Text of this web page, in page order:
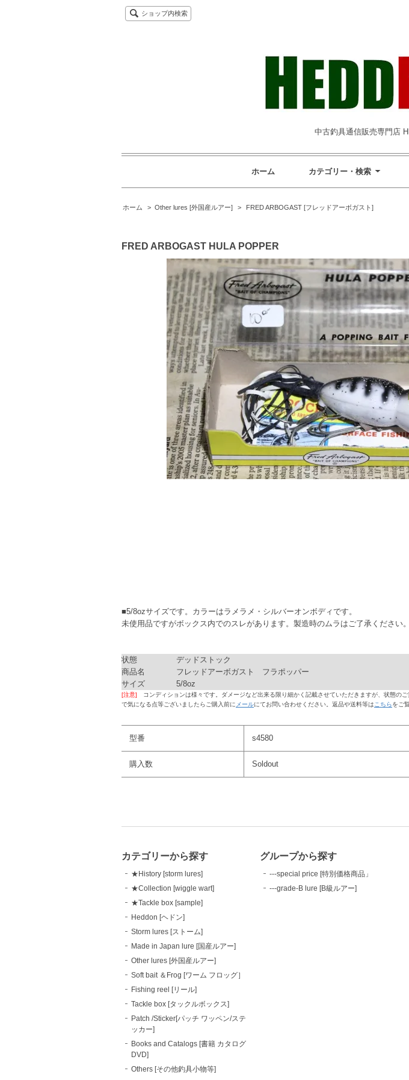
ショップ内検索
中古釣具通信販売専門店
ホーム カテゴリー・検索
ホーム > Other lures [外国産ルアー] > FRED ARBOGAST [フレッドアーボガスト]
FRED ARBOGAST HULA POPPER
■5/8ozサイズです。カラーはラメラメ・シルバーオンボディです。
未使用品ですがボックス内でのスレがあります。製造時のムラはご了承ください
状態
デッドストック
商品名
フレッドアーボガスト フラポッパー
サイズ
5/8oz
[注意] コンディションは様々です。ダメージなど出来る限り細かく記載させていただきますが、状態の
で気になる点等ございましたらご購入前にメールにてお問い合わせください。返品や送料等はこちらをご
型番 s4580
購入数 Soldout
カテゴリーから探す
★History [storm lures]
★Collection [wiggle wart]
★Tackle box [sample]
Heddon [ヘドン]
Storm lures [ストーム]
Made in Japan lure [国産ルアー]
Other lures [外国産ルアー]
Soft bait ＆Frog [ワーム フロッグ］
Fishing reel [リール]
Tackle box [タックルボックス]
Patch /Sticker[パッチ ワッペン/ステ
ッカー]
Books and Catalogs [書籍 カタログ
DVD]
Others [その他釣具小物等]
グループから探す
---special price [特別価格商品」
---grade-B lure [B級ルアー]